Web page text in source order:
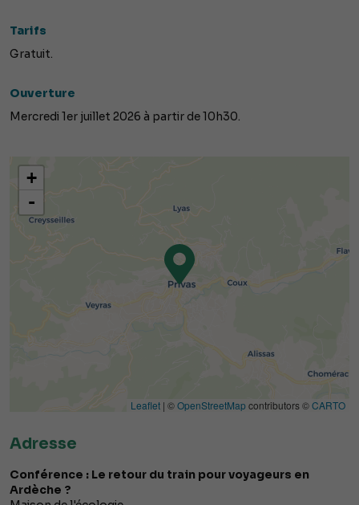
Tarifs
Gratuit.
Ouverture
Mercredi 1er juillet 2026 à partir de 10h30.
+
-
Leaflet | ©OpenStreetMap contributors ©CARTO
Adresse
Conférence : Le retour du train pour voyageurs en
Ardèche ?